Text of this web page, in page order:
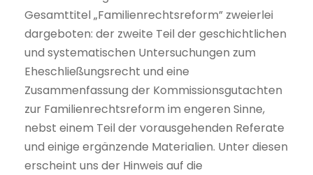
Gesamttitel „Familienrechtsreform” zweierlei
dargeboten: der zweite Teil der geschichtlichen
und systematischen Untersuchungen zum
Eheschließungsrecht und eine
Zusammenfassung der Kommissionsgutachten
zur Familienrechtsreform im engeren Sinne,
nebst einem Teil der vorausgehenden Referate
und einige ergänzende Materialien. Unter diesen
erscheint uns der Hinweis auf die